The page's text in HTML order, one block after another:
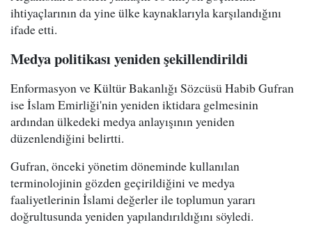
ihtiyaçlarının da yine ülke kaynaklarıyla karşılandığını
ifade etti.
Medya politikası yeniden şekillendirildi
Enformasyon ve Kültür Bakanlığı Sözcüsü Habib Gufran
ise İslam Emirliği'nin yeniden iktidara gelmesinin
ardından ülkedeki medya anlayışının yeniden
düzenlendiğini belirtti.
Gufran, önceki yönetim döneminde kullanılan
terminolojinin gözden geçirildiğini ve medya
faaliyetlerinin İslami değerler ile toplumun yararı
doğrultusunda yeniden yapılandırıldığını söyledi.